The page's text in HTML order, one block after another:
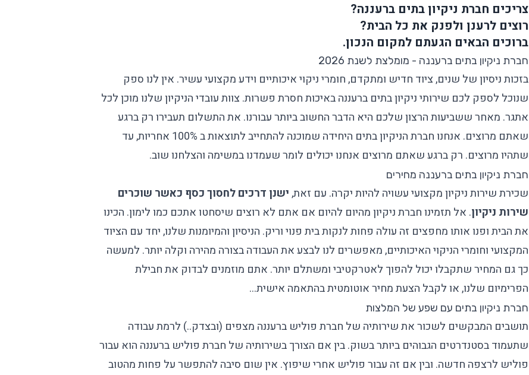
צריכים חברת ניקיון בתים ברעננה?
רוצים לרענן ולפנק את כל הבית?
ברוכים הבאים הגעתם למקום הנכון.
חברת ניקיון בתים ברעננה - מומלצת לשנת 2026
בזכות ניסיון של שנים, ציוד חדיש ומתקדם, חומרי ניקוי איכותיים וידע מקצועי עשיר. אין לנו ספק
שנוכל לספק לכם שירותי ניקיון בתים ברעננה באיכות חסרת פשרות. צוות עובדי הניקיון שלנו מוכן לכל
אתגר. מאחר ששביעות הרצון שלכם היא הדבר החשוב ביותר עבורנו. את התשלום תעבירו רק ברגע
שאתם מרוצים. אנחנו חברת הניקיון בתים היחידה שמוכנה להתחייב לתוצאות ב 100% אחריות, עד
שתהיו מרוצים. רק ברגע שאתם מרוצים אנחנו יכולים לומר שעמדנו במשימה והצלחנו שוב.
חברת ניקיון בתים ברעננה מחירים
שכירת שירות ניקיון מקצועי עשויה להיות יקרה. עם זאת,ישנן דרכים לחסוך כסף כאשר שוכרים
שירות ניקיון. אל תזמינוחברת ניקיון מהיום להיום אם אתם לא רוצים שיסחטו אתכם כמו לימון. הכינו
את הבית ופנו אותו מחפצים זה עולה פחות לנקות בית פנוי וריק. הניסיון והמיומנות שלנו, יחד עם הציוד
המקצועי וחומרי הניקוי האיכותיים, מאפשרים לנו לבצע את העבודה בצורה מהירה וקלה יותר. למעשה
כך גם המחיר שתקבלו יכול להפוך לאטרקטיבי ומשתלם יותר. אתם מוזמנים לבדוק אתחבילת
הפרימיום שלנו, או לקבל הצעת מחיר אוטומטית בהתאמה אישית…
חברת ניקיון בתים עם שפע של המלצות
תושבים המבקשים לשכור את שירותיה של חברת פוליש ברעננה מצפים (ובצדק..) לרמת עבודה
שתעמוד בסטנדרטים הגבוהים ביותר בשוק. בין אם הצורך בשירותיה של חברת פוליש ברעננה הוא עבור
פוליש לרצפה חדשה. ובין אם זה עבור פוליש אחרי שיפוץ. אין שום סיבה להתפשר על פחות מהטוב